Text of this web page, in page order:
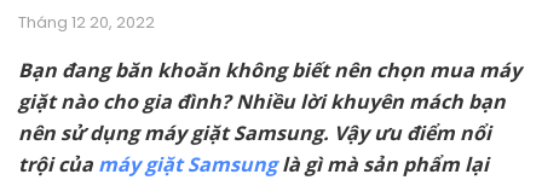
Tháng 12 20, 2022
Bạn đang băn khoăn không biết nên chọn mua máy
giặt nào cho gia đình? Nhiều lời khuyên mách bạn
nên sử dụng máy giặt Samsung. Vậy ưu điểm nổi
trội của máy giặt Samsunglà gì mà sản phẩm lại